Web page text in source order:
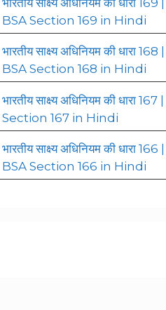
BSA Section 169 in Hindi
भारतीय साक्ष्य अधिनियम की धारा 168 |
BSA Section 168 in Hindi
भारतीय साक्ष्य अधिनियम की धारा
Section 167 in Hindi
भारतीय साक्ष्य अधिनियम की धारा 166 |
BSA Section 166 in Hindi